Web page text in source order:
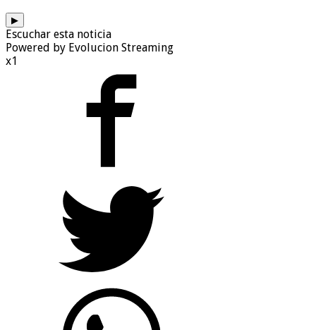
▶
Escuchar esta noticia
Powered by Evolucion Streaming
x1